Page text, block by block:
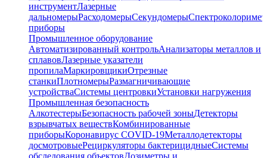
инструментЛазерные
дальномерыРасходомерыСекундомеры
приборы
Промышленное оборудование
Автоматизированный контрольАнализаторы металлов и
сплавовЛазерные указатели
пропилаМаркировщикиОтрезные
станкиПлотномерыРазмагничивающие
устройстваСистемы центровкиУстановки нагружения
Промышленная безопасность
АлкотестерыБезопасность рабочей зоныДетекторы
взрывчатых веществКомбинированные
приборыКоронавирус COVID-19Металлодетекторы
досмотровыеРециркуляторы бактерицидныеСистемы